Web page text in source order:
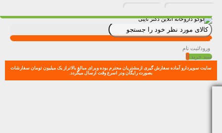
ورود/ثبت نام
سبد خرید 0
سایت سوپردارو آماده سفارش گیری ازمشتریان محترم بوده وبرای مبالغ بالاتراز یک میلیون تومان سفارشات
بصورت رایگان ودر اسرع وقت ارسال میگردد.